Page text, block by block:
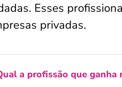
Esses
privadas.
a profissão que ganha